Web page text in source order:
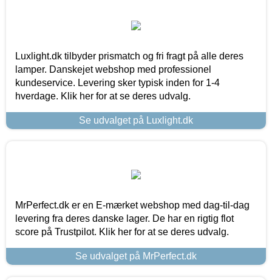
Luxlight.dk tilbyder prismatch og fri fragt på alle deres
lamper. Danskejet webshop med professionel
kundeservice. Levering sker typisk inden for 1-4
hverdage. Klik her for at se deres udvalg.
Se udvalget på Luxlight.dk
MrPerfect.dk er en E-mærket webshop med dag-til-dag
levering fra deres danske lager. De har en rigtig flot
score på Trustpilot. Klik her for at se deres udvalg.
Se udvalget på MrPerfect.dk